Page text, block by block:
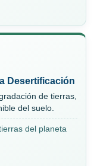
Desertificación
de tierras,
del suelo.
del planeta